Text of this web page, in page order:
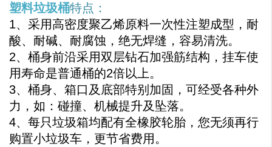
塑料垃圾桶特点：
1、采用高密度聚乙烯原料一次性注塑成型，耐
酸、耐碱、耐腐蚀，绝无焊缝，容易清洗。
2、桶身前沿采用双层钻石加强筋结构，挂车使
用寿命是普通桶的2倍以上。
3、桶身、箱口及底部特别加固，可经受各种外
力，如：碰撞、机械提升及坠落。
4、每只垃圾箱均配有全橡胶轮胎，您无须再行
购置小垃圾车，更节省费用。